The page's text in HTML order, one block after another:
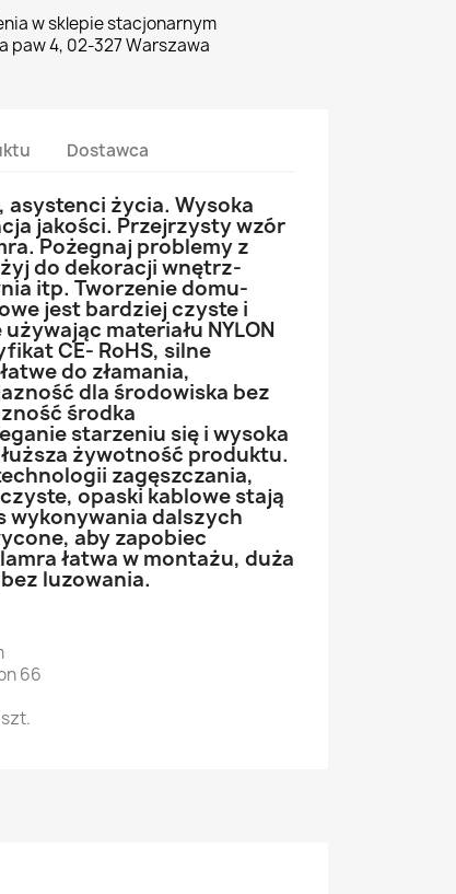
w sklepie stacjonarnym
paw 4, 02-327 Warszawa
Dostawca
asystenci życia. Wysoka
jakości. Przejrzysty wzór
Pożegnaj problemy z
do dekoracji wnętrz-
itp. Tworzenie domu-
jest bardziej czyste i
materiału NYLON
CE- RoHS, silne
do złamania,
dla środowiska bez
środka
starzeniu się i wysoka
żywotność produktu.
zagęszczania,
opaski kablowe stają
wykonywania dalszych
aby zapobiec
łatwa w montażu, duża
luzowania.
66